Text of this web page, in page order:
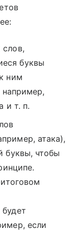
слов,
буквы
ним
например,
и т. п.
атака),
буквы, чтобы
если